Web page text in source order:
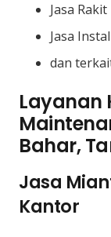
Jasa
Jasa
dan
Layanan
Bahar,
Jasa
Kantor